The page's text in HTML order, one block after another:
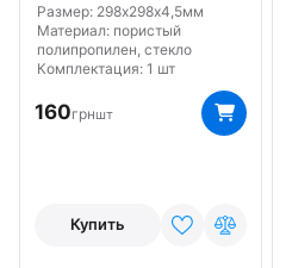
Размер: 298х298х4,5мм
Материал: пористый
полипропилен, стекло
Комплектация: 1 шт
160грншт
Купить